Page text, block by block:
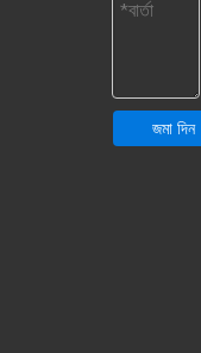
জমা দিন